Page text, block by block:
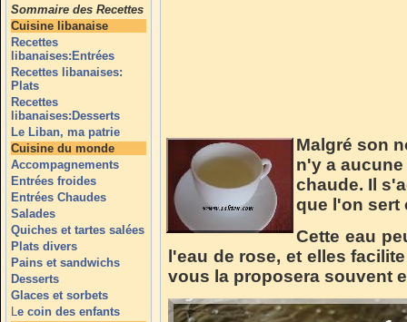
Sommaire des Recettes
Cuisine libanaise
Recettes
libanaises:Entrées
Recettes libanaises:
Plats
Recettes
libanaises:Desserts
Le Liban, ma patrie
Cuisine du monde
Accompagnements
Entrées froides
Entrées Chaudes
Salades
Quiches et tartes salées
Plats divers
Pains et sandwichs
Desserts
Glaces et sorbets
Le coin des enfants
Malgré son
n'y a
chaude. Il
que l'on sert
Cette eau
l'eau de rose, et elles
vous la proposera souvent